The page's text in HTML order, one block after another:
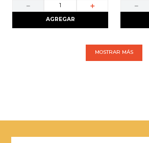
＋
－
AGREGAR
－
MOSTRAR MÁS